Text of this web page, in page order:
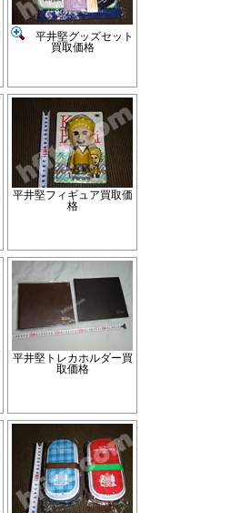
平井堅グッズセット
買取価格
平井堅フィギュア買取価
格
平井堅トレカホルダー買
取価格